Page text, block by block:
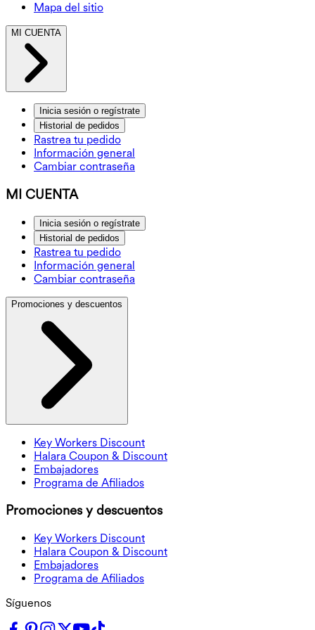
Mapa del sitio
MI CUENTA
Inicia sesión o regístrate
Historial de pedidos
Rastrea tu pedido
Información general
Cambiar contraseña
MI CUENTA
Inicia sesión o regístrate
Historial de pedidos
Rastrea tu pedido
Información general
Cambiar contraseña
Promociones y descuentos
Key Workers Discount
Halara Coupon & Discount
Embajadores
Programa de Afiliados
Promociones y descuentos
Key Workers Discount
Halara Coupon & Discount
Embajadores
Programa de Afiliados
Síguenos